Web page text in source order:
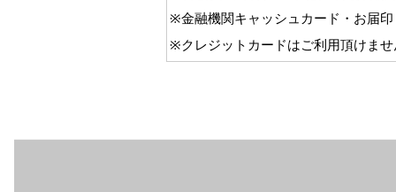
※金融機関キャッシュカード・お届
※クレジットカードはご利用頂けませ